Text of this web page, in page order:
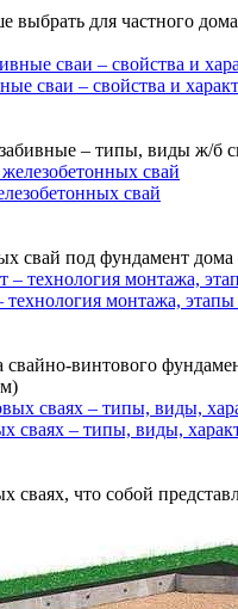
выбрать для частного
сваи – свойства и
– типы, виды ж/б
свай
свай под фундамент
монтажа, этапы
свайно-винтового
сваях – типы, виды,
сваях, что собой